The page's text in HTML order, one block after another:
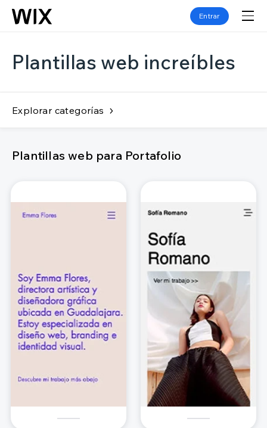
Entrar
Plantillas web increíbles
Explorar categorías
Plantillas web para Portafolio